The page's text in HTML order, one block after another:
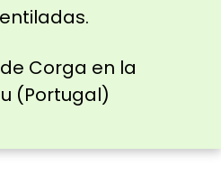
Corga en la
(Portugal)